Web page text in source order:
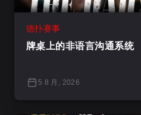
德扑赛事
牌桌上的非语言沟通系统
5 8 月, 2026